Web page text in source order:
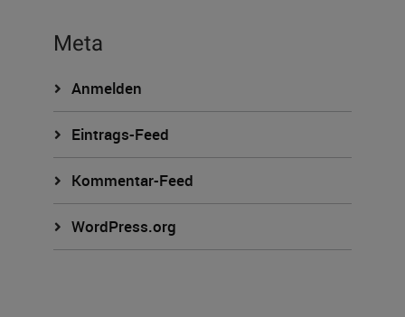
Meta
Anmelden
Eintrags-Feed
Kommentar-Feed
WordPress.org